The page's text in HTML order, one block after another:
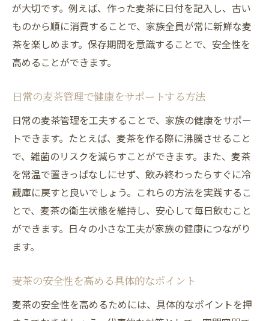
が大切です。例えば、作った麦茶に日付を記入し、古い
ものから順に消費することで、家族全員が常に新鮮な麦
茶を楽しめます。保存期間を意識することで、安全性を
高めることができます。
日常の麦茶管理で健康をサポートする方法
日常の麦茶管理を工夫することで、家族の健康をサポー
トできます。たとえば、麦茶を作る際に沸騰させること
で、雑菌のリスクを減らすことができます。また、麦茶
を常温で置きっぱなしにせず、飲み終わったらすぐに冷
蔵庫に戻すと良いでしょう。これらの方法を実践するこ
とで、麦茶の衛生状態を維持し、安心して毎日飲むこと
ができます。日々の小さな工夫が家族の健康につながり
ます。
麦茶の安全性を高める具体的なポイント
麦茶の安全性を高めるためには、具体的なポイントを押